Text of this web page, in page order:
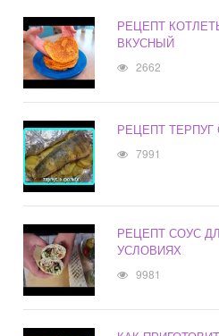
РЕЦЕПТ
ВКУСНЫЙ
2662
РЕЦЕПТ
7991
РЕЦЕПТ СОУС
УСЛОВИЯХ
9981